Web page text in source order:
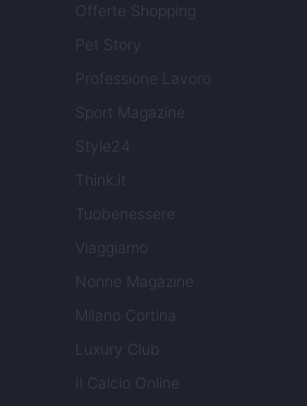
Offerte Shopping
Pet Story
Professione Lavoro
Sport Magazine
Style24
Think.it
Tuobenessere
Viaggiamo
Nonne Magazine
Milano Cortina
Luxury Club
Il Calcio Online